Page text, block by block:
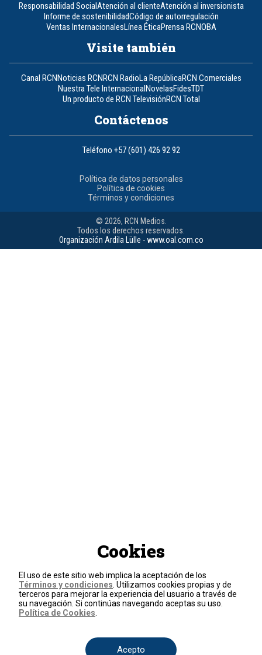
Responsabilidad SocialAtención al clienteAtención al inversionista
Informe de sostenibilidadCódigo de autorregulación
Ventas InternacionalesLínea ÉticaPrensa RCNOBA
Visite también
Canal RCNNoticias RCNRCN RadioLa RepúblicaRCN Comerciales
Nuestra Tele InternacionalNovelasFidesTDT
Un producto de RCN TelevisiónRCN Total
Contáctenos
Teléfono +57 (601) 426 92 92
Política de datos personales
Política de cookies
Términos y condiciones
© 2026, RCN Medios.
Todos los derechos reservados.
Organización Ardila Lülle - www.oal.com.co
Cookies
El uso de este sitio web implica la aceptación de los
Términos y condiciones . Utilizamos cookies propias y de
terceros para mejorar la experiencia del usuario a través de
su navegación. Si continúas navegando aceptas su uso.
Política de Cookies
Acepto